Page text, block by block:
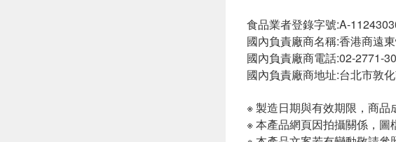
食品業者登錄字號:A-
國內負責廠商名稱:香港商遠
國內負責廠商電話:02-2771-
國內負責廠商地址:台北市敦
※ 製造日期與有效期限，商
※ 本產品網頁因拍攝關係，